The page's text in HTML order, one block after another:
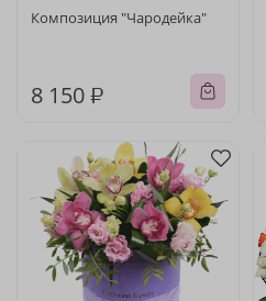
Композиция "Чародейка"
8 150 ₽